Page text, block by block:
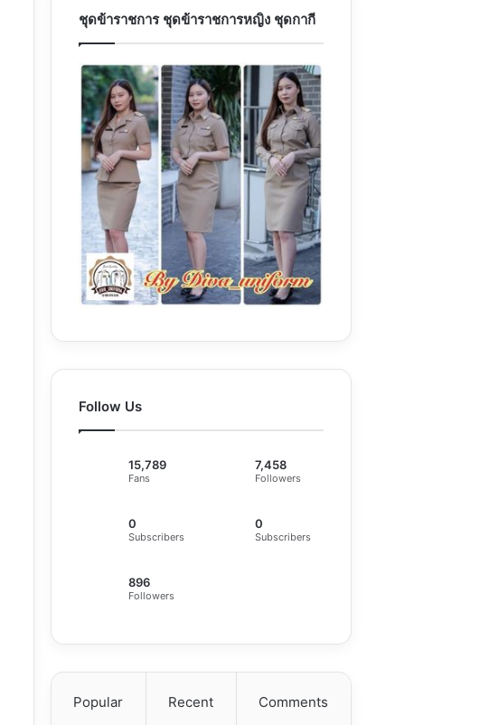
รั
บ
ชุดข้าราชการ ชุดข้าราชการหญิง ชุดกากี
Follow Us
15,789
Fans
7,458
Followers
0
Subscribers
0
Subscribers
896
Followers
Popular Recent Comments